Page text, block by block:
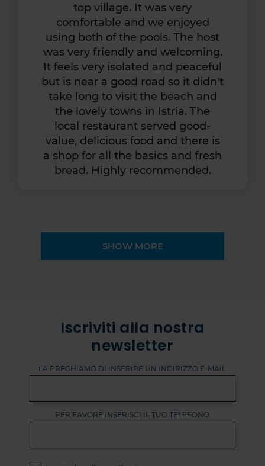
top village. It was very
comfortable and we enjoyed
using both of the pools. The host
was very friendly and welcoming.
It feels very isolated and peaceful
but is near a good road so it didn't
take long to visit the beach and
the lovely towns in Istria. The
local restaurant served good-
value, delicious food and there is
a shop for all the basics and fresh
bread. Highly recommended.
SHOW MORE
Iscriviti alla nostra
newsletter
LA PREGHIAMO DI INSERIRE UN INDIRIZZO E-MAIL
PER FAVORE INSERISCI IL TUO TELEFONO